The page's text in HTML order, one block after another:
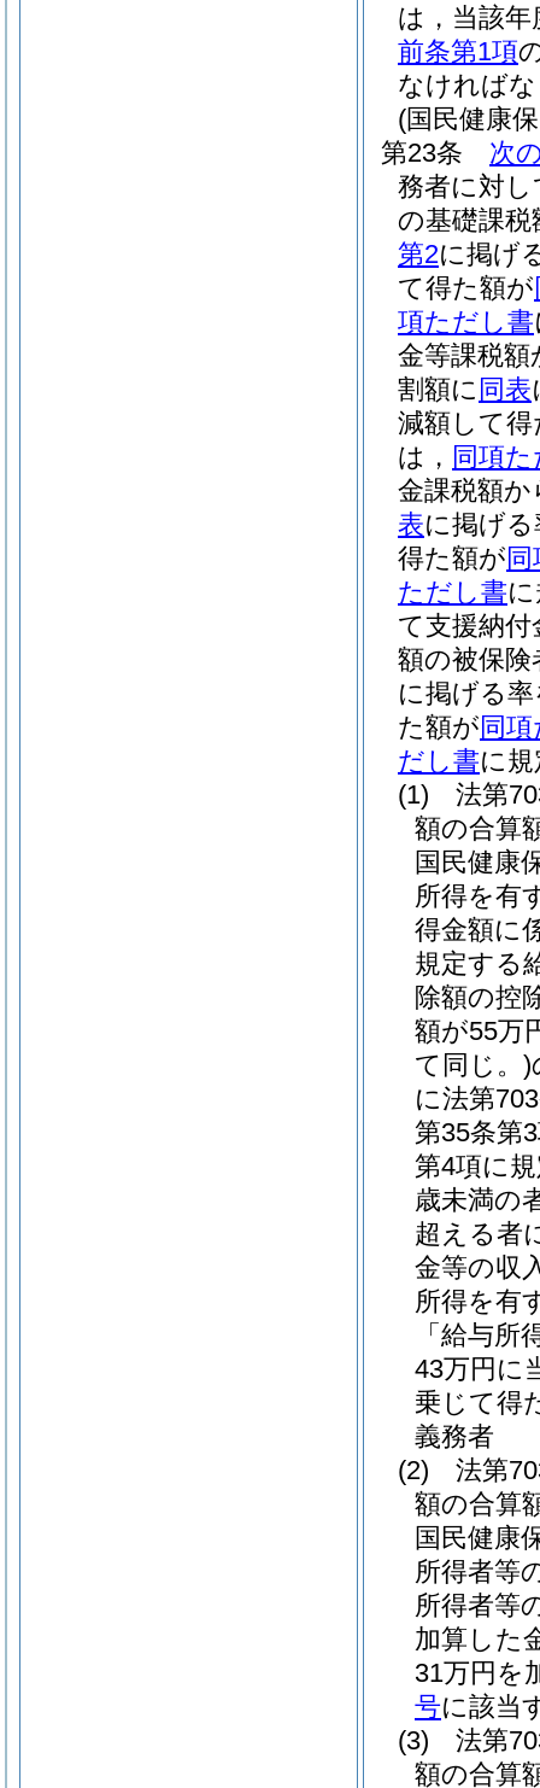
は，当該
前条第1項
なければ
(国民健康
第23条
次
務者に対
の基礎課税
第2に掲げ
て得た額が
項ただし書
金等課税額
割額に 同表
減額して
は， 同項
金課税額か
表に掲げ
得た額が
ただし書
て支援納
額の被保険
に掲げる
た額が同
だし書に
(1)
法第
額の合算
国民健康
所得を有
得金額に
規定する
除額の控
額が55万
て同じ。)
に法第
第35条第
第4項に
歳未満の
超える者
金等の収
所得を有
「給与
43万円に
乗じて得
義務者
(2)
法第
額の合算
国民健康
所得者等
所得者等
加算した
31万円を
号に該当
(3)
法第
額の合算